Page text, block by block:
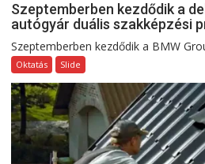
Szeptemberben kezdődik a
autógyár duális szakképzési
Szeptemberben kezdődik a BMW
Oktatás Slide